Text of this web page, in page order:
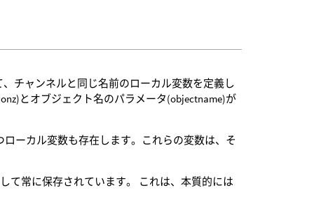
チャンネルと同じ名前のローカル変数を定義し
とオブジェクト名のパラメータ(objectname)が
ーカル変数も存在します。これらの変数は、そ
て常に保存されています。 これは、本質的には